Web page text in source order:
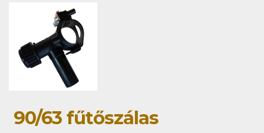
90/63 fűtőszálas